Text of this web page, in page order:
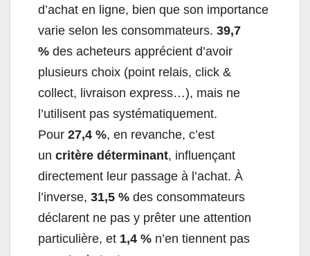
d’achat en ligne, bien que son importance
varie selon les consommateurs. 39,7
% des acheteurs apprécient d’avoir
plusieurs choix (point relais, click &
collect, livraison express…), mais ne
l’utilisent pas systématiquement.
Pour 27,4 %, en revanche, c’est
un critère déterminant, influençant
directement leur passage à l’achat. À
l’inverse, 31,5 % des consommateurs
déclarent ne pas y prêter une attention
particulière, et 1,4 % n’en tiennent pas